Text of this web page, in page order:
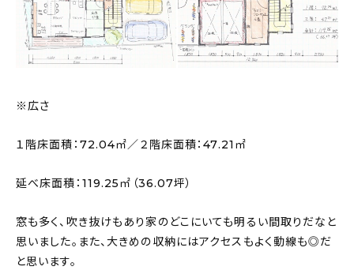
※広さ
１階床面積：72.04㎡／２階床面積：47.21㎡
延べ床面積：119.25㎡（36.07坪）
窓も多く、吹き抜けもあり家のどこにいても明るい間取りだなと
思いました。また、大きめの収納にはアクセスもよく動線も◎だ
と思います。